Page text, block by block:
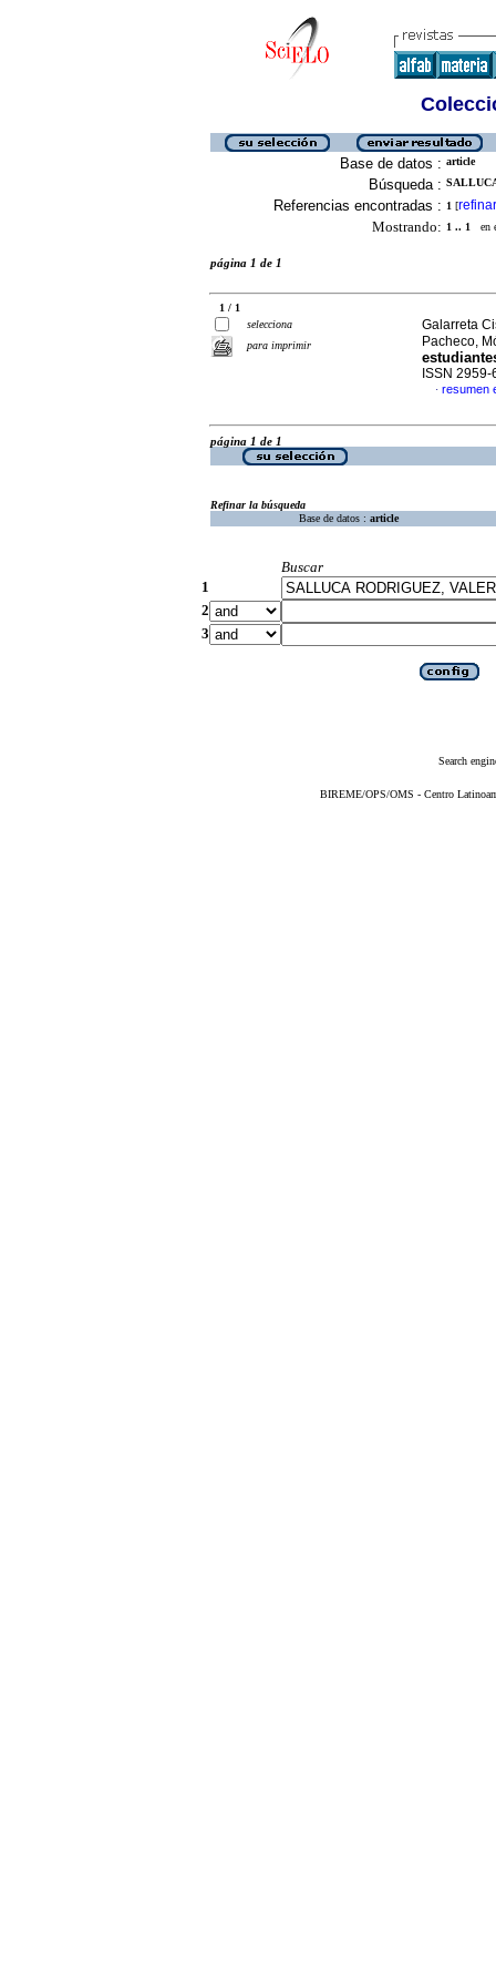
Base de datos : article
Búsqueda :
Referencias encontradas : 1 [refinar
Mostrando: 1 .. 1 en
página 1 de 1
1 / 1
selecciona
para imprimir
Galarreta
Pacheco,
ISSN 2959-
· resumen
página 1 de 1
Refinar la búsqueda
Base de datos : article
Buscar
1
2
3
Search
BIREME/OPS/OMS - Centro